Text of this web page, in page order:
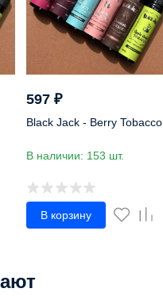
597 ₽
Black Jack - Berry Tobacco
В наличии: 153 шт.
В корзину